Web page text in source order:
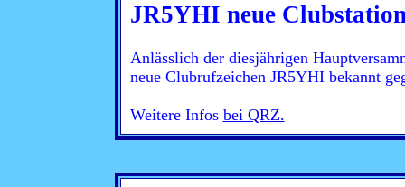
JR5YHI neue
Anlässlich der diesjährigen
neue Clubrufzeichen JR5YHI bekannt
Weitere Infos bei QRZ.